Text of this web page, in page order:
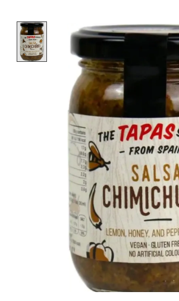
Product image slideshow